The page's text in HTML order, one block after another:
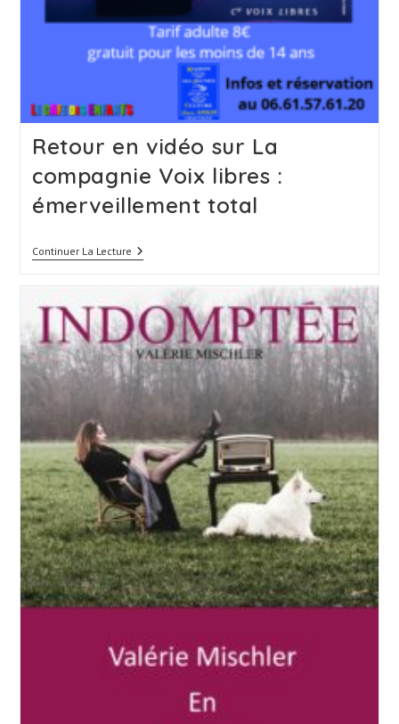
Retour en vidéo sur La
compagnie Voix libres :
émerveillement total
Continuer La LectureRetour
La
Compagnie
Voix
Libres
:
Émerveillement
Total